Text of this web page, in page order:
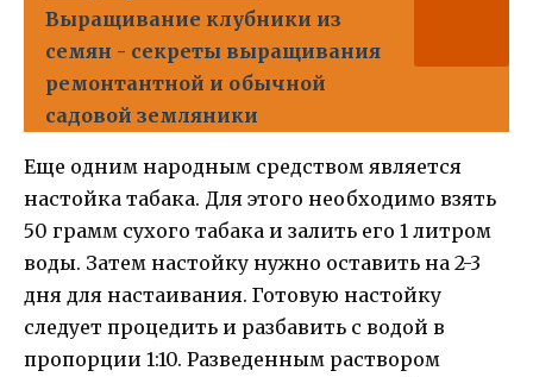
Выращивание клубники из
семян - секреты выращивания
ремонтантной и обычной
садовой земляники
Еще одним народным средством является
настойка табака. Для этого необходимо взять
50 грамм сухого табака и залить его 1 литром
воды. Затем настойку нужно оставить на 2-3
дня для настаивания. Готовую настойку
следует процедить и разбавить с водой в
пропорции 1:10. Разведенным раствором